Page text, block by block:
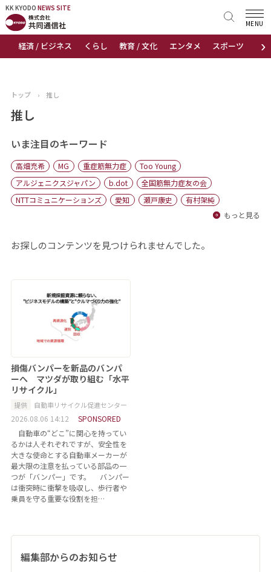
KK KYODO NEWS SITE
›
経済 / ビジネス くらし 教育 / 文化 エンタメ スポーツ 地域
MENU
KK KYODONEWS SITE
トップページ
ニュース
おすすめコンテンツ
出版物
会社概要
トップ › 推し
推し
いま注目のキーワード
高畑充希 MG 重症筋無力症
Too Young
アルジェニクスジャパン
b.dot
全国筋無力症友の会
NTTコミュニケーションズ
愛知 瀬戸康史
有村架純
もっと見る
お探しのコンテンツを見つけられませんでした。
損傷バンパーを新品のバンパ
ーへ マツダが取り組む「水平
リサイクル」
提供 自動車リサイクル促進センター
2026.08.06 14:12
SPONSORED
自動車の“どこ”に関心を持ってい
るかは人それぞれですが、安全性を
大きな使命とする自動車メーカーが
最大限の注意を払っている部品の一
つが「バンパー」です。 バンパー
は衝突時に衝撃を吸収し、歩行者や
乗員を守る重要な役割を担…
編集部からのお知らせ